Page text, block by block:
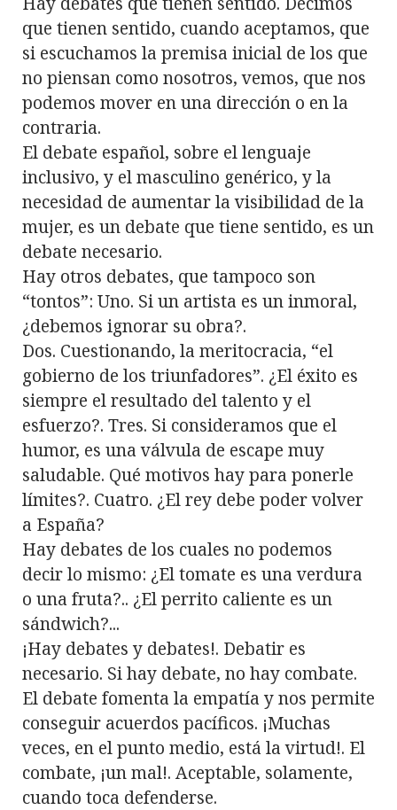
que tienen sentido, cuando aceptamos, que
si escuchamos la premisa inicial de los que
no piensan como nosotros, vemos, que nos
podemos mover en una dirección o en la
contraria.
El debate español, sobre el lenguaje
inclusivo, y el masculino genérico, y la
necesidad de aumentar la visibilidad de la
mujer, es un debate que tiene sentido, es un
debate necesario.
Hay otros debates, que tampoco son
“tontos”: Uno. Si un artista es un inmoral,
¿debemos ignorar su obra?.
Dos. Cuestionando, la meritocracia, “el
gobierno de los triunfadores”. ¿El éxito es
siempre el resultado del talento y el
esfuerzo?. Tres. Si consideramos que el
humor, es una válvula de escape muy
saludable. Qué motivos hay para ponerle
límites?. Cuatro. ¿El rey debe poder volver
a España?
Hay debates de los cuales no podemos
decir lo mismo: ¿El tomate es una verdura
o una fruta?.. ¿El perrito caliente es un
sándwich?...
¡Hay debates y debates!. Debatir es
necesario. Si hay debate, no hay combate.
El debate fomenta la empatía y nos permite
conseguir acuerdos pacíficos. ¡Muchas
veces, en el punto medio, está la virtud!. El
combate, ¡un mal!. Aceptable, solamente,
cuando toca defenderse.